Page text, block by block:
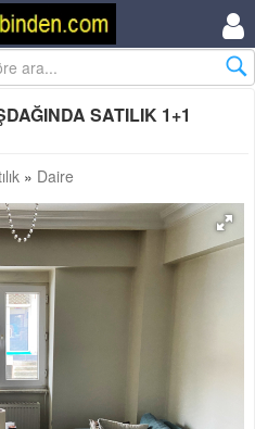
SATILIK 1+1
» Daire